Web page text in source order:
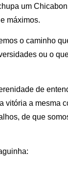
um
máximos.
o caminho
ou o
de
vitória a mesma
de que